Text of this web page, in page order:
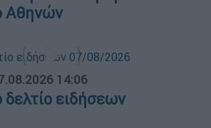
Αθηνών
14:06
ειδήσεων